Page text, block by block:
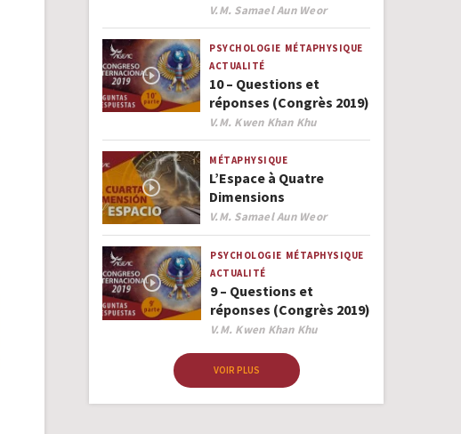
Author
V.M. Samael Aun Weor
PSYCHOLOGIE MÉTAPHYSIQUE
ACTUALITÉ
10 – Questions et
réponses (Congrès 2019)
Author
V.M. Kwen Khan Khu
MÉTAPHYSIQUE
L’Espace à Quatre
Dimensions
Author
V.M. Samael Aun Weor
PSYCHOLOGIE MÉTAPHYSIQUE
ACTUALITÉ
9 – Questions et
réponses (Congrès 2019)
Author
V.M. Kwen Khan Khu
VOIR PLUS